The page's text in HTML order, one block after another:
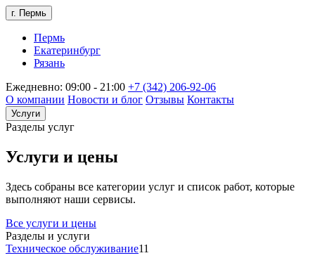
г. Пермь
Пермь
Екатеринбург
Рязань
Ежедневно: 09:00 - 21:00 +7 (342) 206-92-06
О компании Новости и блог Отзывы Контакты
Услуги
Разделы услуг
Услуги и цены
Здесь собраны все категории услуг и список работ, которые
выполняют наши сервисы.
Все услуги и цены
Разделы и услуги
Техническое обслуживание11